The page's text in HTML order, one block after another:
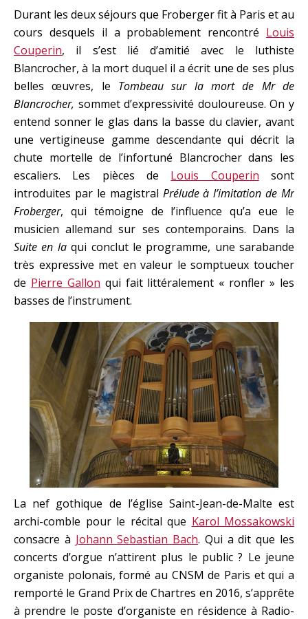
Durant les deux séjours que Froberger fit à Paris et au
cours desquels il a probablement rencontré Louis
Couperin, il s’est lié d’amitié avec le luthiste
Blancrocher, à la mort duquel il a écrit une de ses plus
belles œuvres, le Tombeau sur la mort de Mr de
Blancrocher, sommet d’expressivité douloureuse. On y
entend sonner le glas dans la basse du clavier, avant
une vertigineuse gamme descendante qui décrit la
chute mortelle de l’infortuné Blancrocher dans les
escaliers. Les pièces de Louis Couperin sont
introduites par le magistral Prélude à l’imitation de Mr
Froberger, qui témoigne de l’influence qu’a eue le
musicien allemand sur ses contemporains. Dans la
Suite en laqui conclut le programme, une sarabande
très expressive met en valeur le somptueux toucher
de Pierre Gallon qui fait littéralement « ronfler » les
basses de l’instrument.
La nef gothique de l’église Saint-Jean-de-Malte est
archi-comble pour le récital que Karol Mossakowski
consacre à Johann Sebastian Bach. Qui a dit que les
concerts d’orgue n’attirent plus le public ? Le jeune
organiste polonais, formé au CNSM de Paris et qui a
remporté le Grand Prix de Chartres en 2016, s’apprête
à prendre le poste d’organiste en résidence à Radio-